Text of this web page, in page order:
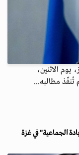
يوم الاثنين،
تُنفّذ مطالبه...
الجماعية" في غزة